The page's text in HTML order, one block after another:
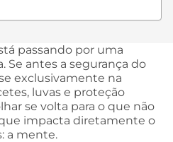
passando por uma
Se antes a segurança do
exclusivamente na
luvas e proteção
se volta para o que não
impacta diretamente o
a mente.